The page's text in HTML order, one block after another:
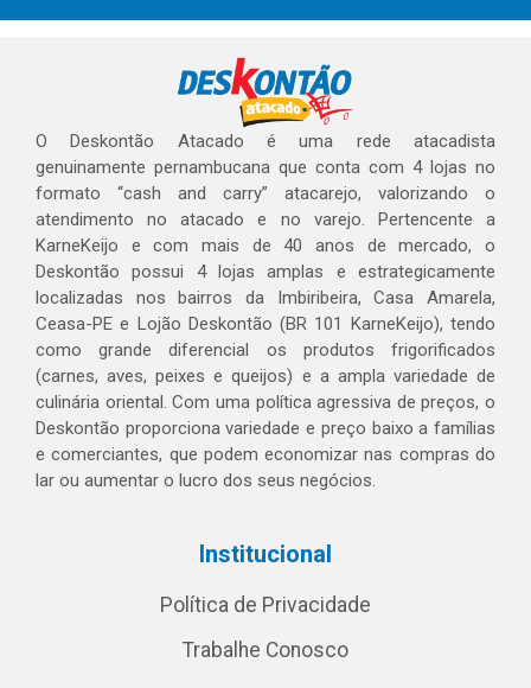
O Deskontão Atacado é uma rede atacadista
genuinamente pernambucana que conta com 4 lojas no
formato “cash and carry” atacarejo, valorizando o
atendimento no atacado e no varejo. Pertencente a
KarneKeijo e com mais de 40 anos de mercado, o
Deskontão possui 4 lojas amplas e estrategicamente
localizadas nos bairros da Imbiribeira, Casa Amarela,
Ceasa-PE e Lojão Deskontão (BR 101 KarneKeijo), tendo
como grande diferencial os produtos frigorificados
(carnes, aves, peixes e queijos) e a ampla variedade de
culinária oriental. Com uma política agressiva de preços, o
Deskontão proporciona variedade e preço baixo a famílias
e comerciantes, que podem economizar nas compras do
lar ou aumentar o lucro dos seus negócios.
Institucional
Política de Privacidade
Trabalhe Conosco